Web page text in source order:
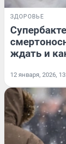
ЗДОРОВЬЕ
ждать и
12 января, 2026,